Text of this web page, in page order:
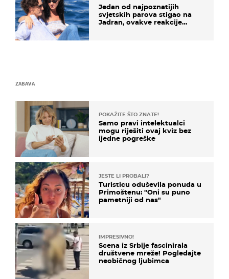
Jedan od najpoznatijih
svjetskih parova stigao na
Jadran, ovakve reakcije
ZABAVA
POKAŽITE ŠTO ZNATE!
Samo pravi intelektualci
mogu riješiti ovaj kviz bez
ijedne pogreške
JESTE LI PROBALI?
Turisticu oduševila ponuda u
Primoštenu: "Oni su puno
pametniji od nas"
IMPRESIVNO!
Scena iz Srbije fascinirala
društvene mreže! Pogledajte
neobičnog ljubimca